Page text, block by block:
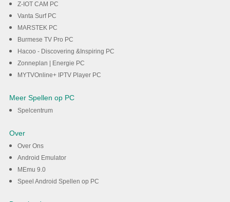
Z-IOT CAM PC
Vanta Surf PC
MARSTEK PC
Burmese TV Pro PC
Hacoo - Discovering &Inspiring PC
Zonneplan | Energie PC
MYTVOnline+ IPTV Player PC
Meer Spellen op PC
Spelcentrum
Over
Over Ons
Android Emulator
MEmu 9.0
Speel Android Spellen op PC